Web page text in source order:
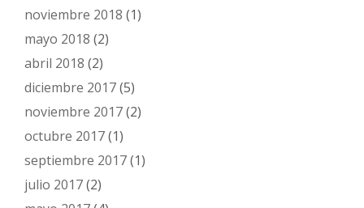
noviembre 2018 (1)
mayo 2018 (2)
abril 2018 (2)
diciembre 2017(5)
noviembre 2017(2)
octubre 2017(1)
septiembre 2017(1)
julio 2017(2)